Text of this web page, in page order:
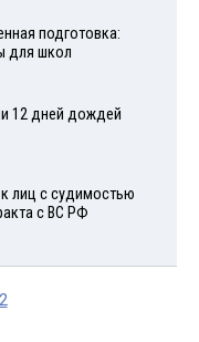
подготовка:
для школ
12 дней дождей
лиц с судимостью
с ВС РФ